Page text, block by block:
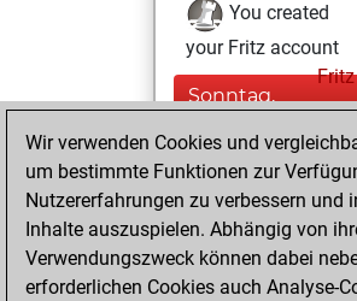
You created
your Fritz account
Fritz
Sonntag,
You played 5
bullet games
Play
You scored +0
=0 -5 in bullet
Wir verwenden Cookies und
um bestimmte Funktionen zur
Nutzererfahrungen zu verbessern und
Inhalte auszuspielen. Abhängig von
Verwendungszweck können dabei
erforderlichen Cookies auch Analyse-